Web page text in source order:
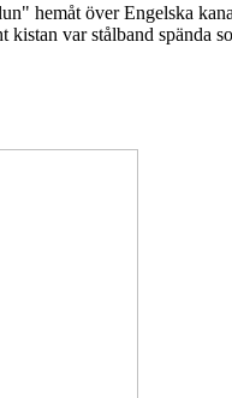
hemåt över Engelska
var stålband